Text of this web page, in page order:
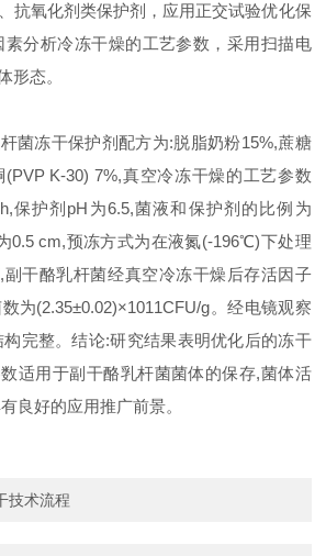
抗氧化剂类保护剂，应用正交试验优化保
分析冷冻干燥的工艺参数，采用扫描电
形态。
冻干保护剂配方为:脱脂奶粉15%,蔗糖
K-30) 7%,真空冷冻干燥的工艺参数
保护剂pH为6.5,菌液和保护剂的比例为
0.5 cm,预冻方式为在液氮(-196℃)下处理
副干酪乳杆菌经真空冷冻干燥后存活因子
为(2.35±0.02)×1011CFU/g。经电镜观察
完整。结论:研究结果表明优化后的冻干
适用于副干酪乳杆菌菌体的保存,菌体活
良好的应用推广前景。
技术流程